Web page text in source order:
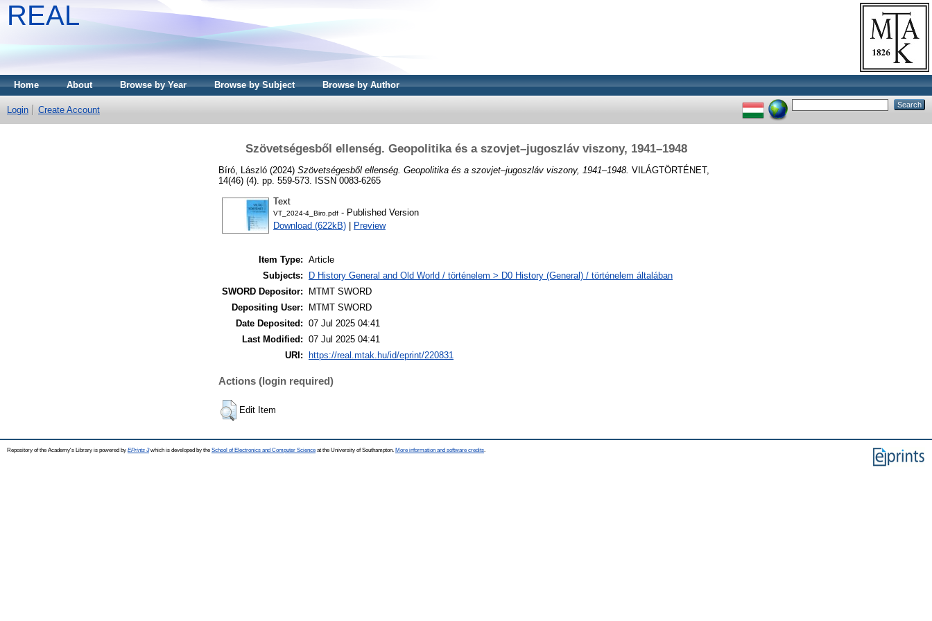
REAL
Home About Browse by Year Browse by Subject Browse by Author
Login Create Account
Szövetségesből ellenség. Geopolitika és a szovjet–jugoszláv viszony, 1941–1948
Bíró, László (2024) Szövetségesből ellenség. Geopolitika és a szovjet–jugoszláv viszony, 1941–1948. VILÁGTÖRTÉNET,
14(46) (4). pp. 559-573. ISSN 0083-6265
Text
VT_2024-4_Biro.pdf - Published Version
Download (622kB)
Preview
Item Type: Article
Subjects:
D History General and Old World / történelem > D0 History (General) / történelem általában
SWORD Depositor:
MTMT SWORD
Depositing User:
MTMT SWORD
Date Deposited: 07 Jul 2025 04:41
Last Modified: 07 Jul 2025 04:41
URI:
https://real.mtak.hu/id/eprint/220831
Actions (login required)
Edit Item
Repository of the Academy's Library is powered by EPrints 3which is developed by the School of Electronics and Computer Science at the University of Southampton. More information and software credits